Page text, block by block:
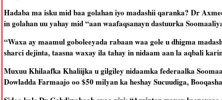
Hadaba ma isku mid baa golahan iyo madashii qaranka? Dr
in golahan uu yahay mid “aan waafaqsanayn dastuurka
“Waxa ay maamul goboleeyada rabaan waa gole u dhigma
sharci dejinta, taasna waxay ila tahay in nidaam aan la aqbali
Muxuu Khilaafka Khaliijka u gilgiley nidaamka federaalka
Dowladda Farmaajo oo $50 milyan ka heshay Sucuudiga,